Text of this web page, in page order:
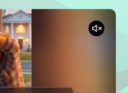
▼
งมือ
ดีที่พึ่งตัวละครเต็มไปด้วยบุคลิก
เรื่อง